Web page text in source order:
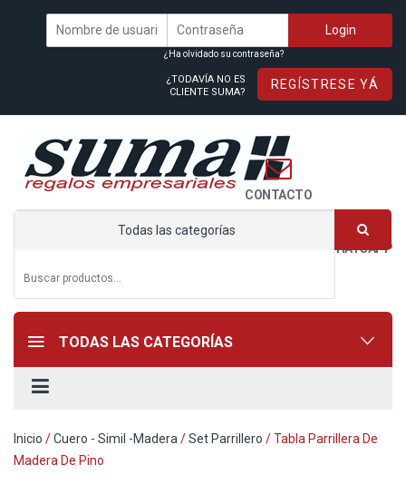
¿Ha olvidado su contraseña?
¿TODAVÍA NO ES
CLIENTE SUMA?
REGÍSTRESE YÁ
WHATSAPP
CONTACTO
Todas las categorías
TODAS LAS CATEGORÍAS
Inicio /Cuero - Simil -Madera /Set Parrillero / Tabla Parrillera De
Madera De Pino